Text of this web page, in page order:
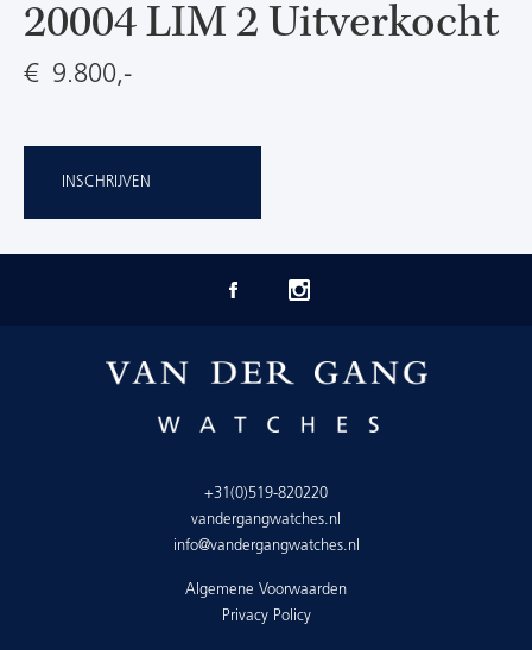
20004 LIM 2 Uitverkocht
€ 9.800,-
INSCHRIJVEN
+31(0)519-820220
vandergangwatches.nl
info@vandergangwatches.nl
Algemene Voorwaarden
Privacy Policy